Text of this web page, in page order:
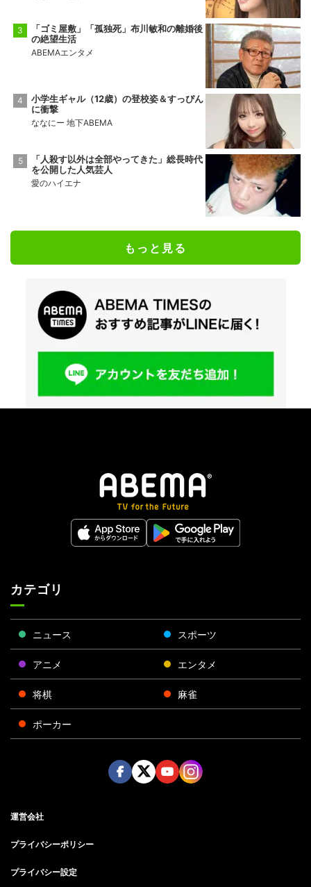
「ゴミ屋敷」「孤独死」布川敏和の離婚後
の絶望生活
ABEMAエンタメ
小学生ギャル（12歳）の登校姿＆すっぴん
に衝撃
ななにー 地下ABEMA
「人殺す以外は全部やってきた」総長時代
を公開した人気芸人
愛のハイエナ
もっと見る
カテゴリ
ニュース スポーツ
アニメ エンタメ
将棋 麻雀
ポーカー
運営会社
プライバシーポリシー
プライバシー設定